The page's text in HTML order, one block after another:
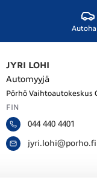
JYRI LOHI
Automyyjä
Pörhö Vaihtoautokeskus
FIN
044 440 4401
j p
y f
o
i
r o
i. h
@
l r
o i
h .